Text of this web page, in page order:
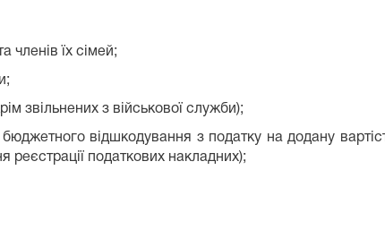
членів їх сімей;
звільнених з військової служби);
відшкодування з податку на додану
реєстрації податкових накладних);